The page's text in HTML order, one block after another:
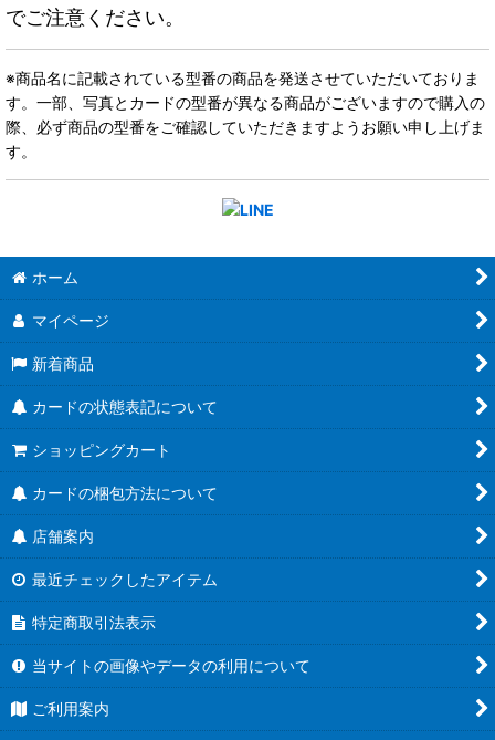
でご注意ください。
※商品名に記載されている型番の商品を発送させていただいておりま
す。一部、写真とカードの型番が異なる商品がございますので購入の
際、必ず商品の型番をご確認していただきますようお願い申し上げま
す。
ホーム
マイページ
新着商品
カードの状態表記について
ショッピングカート
カードの梱包方法について
店舗案内
最近チェックしたアイテム
特定商取引法表示
当サイトの画像やデータの利用について
ご利用案内